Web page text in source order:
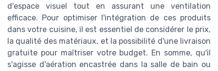
d'espace visuel tout en assurant une ventilation
efficace. Pour optimiser l'intégration de ces produits
dans votre cuisine, il est essentiel de considérer le prix,
la qualité des matériaux, et la possibilité d'une livraison
gratuite pour maîtriser votre budget. En somme, qu'il
s'agisse d'aération encastrée dans la salle de bain ou